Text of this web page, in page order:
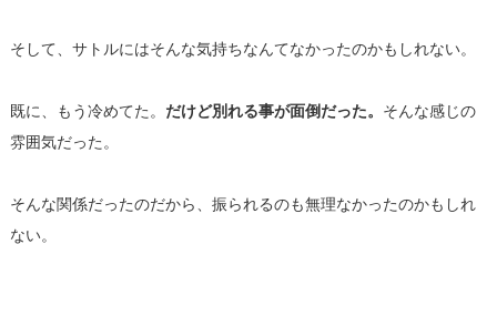
そして、サトルにはそんな気持ちなんてなかったのかもしれない。
既に、もう冷めてた。 だけど別れる事が面倒だった。 そんな感じの
雰囲気だった。
そんな関係だったのだから、 振られるのも無理なかったのかもしれ
ない。